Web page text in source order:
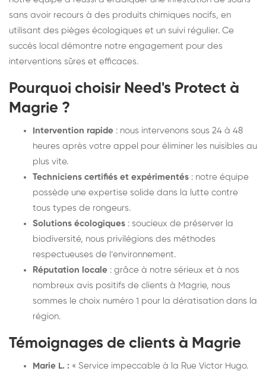
sans avoir recours à des produits chimiques nocifs, en
utilisant des pièges écologiques et un suivi régulier. Ce
succès local démontre notre engagement pour des
interventions sûres et efficaces.
Pourquoi choisir Need's Protect à
Magrie ?
Intervention rapide : nous intervenons sous 24 à 48
heures après votre appel pour éliminer les nuisibles au
plus vite.
Techniciens certifiés et expérimentés : notre équipe
possède une expertise solide dans la lutte contre
tous types de rongeurs.
Solutions écologiques : soucieux de préserver la
biodiversité, nous privilégions des méthodes
respectueuses de l’environnement.
Réputation locale : grâce à notre sérieux et à nos
nombreux avis positifs de clients à Magrie, nous
sommes le choix numéro 1 pour la dératisation dans la
région.
Témoignages de clients à Magrie
Marie L. : « Service impeccable à la Rue Victor Hugo.